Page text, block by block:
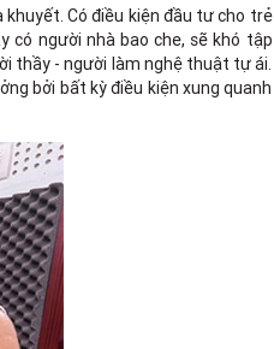
Có điều kiện đầu tư cho trẻ
có người nhà bao che, sẽ khó tập
thầy - người làm nghệ thuật tự ái.
bởi bất kỳ điều kiện xung quanh